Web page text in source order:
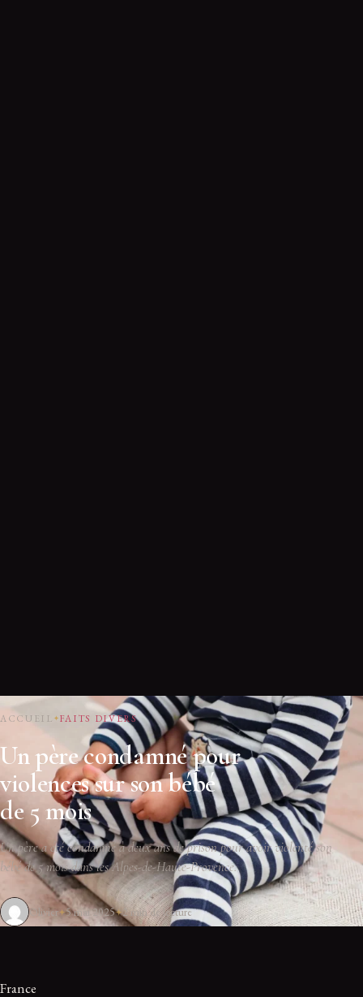
ACCUEIL FAITS DIVERS
Un père condamné pour
violences sur son bébé
de 5 mois
Un père a été condamné à deux ans de prison pour avoir violenté son
bébé de 5 mois dans les Alpes-de-Haute-Provence.
Olivier 5 mai 2025 2 min de lecture
France